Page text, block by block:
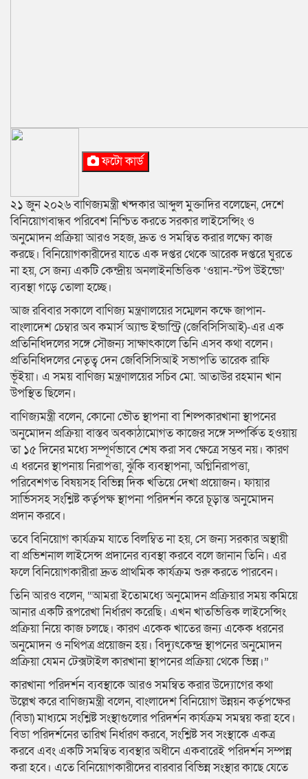
ফটো কার্ড
২১ জুন ২০২৬ বাণিজ্যমন্ত্রী খন্দকার আব্দুল মুক্তাদির বলেছেন, দেশে
বিনিয়োগবান্ধব পরিবেশ নিশ্চিত করতে সরকার লাইসেন্সিং ও
অনুমোদন প্রক্রিয়া আরও সহজ, দ্রুত ও সমন্বিত করার লক্ষ্যে কাজ
করছে। বিনিয়োগকারীদের যাতে এক দপ্তর থেকে আরেক দপ্তরে ঘুরতে
না হয়, সে জন্য একটি কেন্দ্রীয় অনলাইনভিত্তিক ‘ওয়ান-স্টপ উইন্ডো’
ব্যবস্থা গড়ে তোলা হচ্ছে।
আজ রবিবার সকালে বাণিজ্য মন্ত্রণালয়ের সম্মেলন কক্ষে জাপান-
বাংলাদেশ চেম্বার অব কমার্স অ্যান্ড ইন্ডাস্ট্রি (জেবিসিসিআই)-এর এক
প্রতিনিধিদলের সঙ্গে সৌজন্য সাক্ষাৎকালে তিনি এসব কথা বলেন।
প্রতিনিধিদলের নেতৃত্ব দেন জেবিসিসিআই সভাপতি তারেক রাফি
ভূঁইয়া। এ সময় বাণিজ্য মন্ত্রণালয়ের সচিব মো. আতাউর রহমান খান
উপস্থিত ছিলেন।
বাণিজ্যমন্ত্রী বলেন, কোনো ভৌত স্থাপনা বা শিল্পকারখানা স্থাপনের
অনুমোদন প্রক্রিয়া বাস্তব অবকাঠামোগত কাজের সঙ্গে সম্পর্কিত হওয়ায়
তা ১৫ দিনের মধ্যে সম্পূর্ণভাবে শেষ করা সব ক্ষেত্রে সম্ভব নয়। কারণ
এ ধরনের স্থাপনায় নিরাপত্তা, ঝুঁকি ব্যবস্থাপনা, অগ্নিনিরাপত্তা,
পরিবেশগত বিষয়সহ বিভিন্ন দিক খতিয়ে দেখা প্রয়োজন। ফায়ার
সার্ভিসসহ সংশ্লিষ্ট কর্তৃপক্ষ স্থাপনা পরিদর্শন করে চূড়ান্ত অনুমোদন
প্রদান করবে।
তবে বিনিয়োগ কার্যক্রম যাতে বিলম্বিত না হয়, সে জন্য সরকার অস্থায়ী
বা প্রভিশনাল লাইসেন্স প্রদানের ব্যবস্থা করবে বলে জানান তিনি। এর
ফলে বিনিয়োগকারীরা দ্রুত প্রাথমিক কার্যক্রম শুরু করতে পারবেন।
তিনি আরও বলেন, “আমরা ইতোমধ্যে অনুমোদন প্রক্রিয়ার সময় কমিয়ে
আনার একটি রূপরেখা নির্ধারণ করেছি। এখন খাতভিত্তিক লাইসেন্সিং
প্রক্রিয়া নিয়ে কাজ চলছে। কারণ একেক খাতের জন্য একেক ধরনের
অনুমোদন ও নথিপত্র প্রয়োজন হয়। বিদ্যুৎকেন্দ্র স্থাপনের অনুমোদন
প্রক্রিয়া যেমন টেক্সটাইল কারখানা স্থাপনের প্রক্রিয়া থেকে ভিন্ন।”
কারখানা পরিদর্শন ব্যবস্থাকে আরও সমন্বিত করার উদ্যোগের কথা
উল্লেখ করে বাণিজ্যমন্ত্রী বলেন, বাংলাদেশ বিনিয়োগ উন্নয়ন কর্তৃপক্ষের
(বিডা) মাধ্যমে সংশ্লিষ্ট সংস্থাগুলোর পরিদর্শন কার্যক্রম সমন্বয় করা হবে।
বিডা পরিদর্শনের তারিখ নির্ধারণ করবে, সংশ্লিষ্ট সব সংস্থাকে একত্র
করবে এবং একটি সমন্বিত ব্যবস্থার অধীনে একবারেই পরিদর্শন সম্পন্ন
করা হবে। এতে বিনিয়োগকারীদের বারবার বিভিন্ন সংস্থার কাছে যেতে